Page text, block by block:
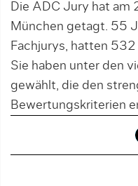
Die ADC Jury hat
München getagt. 55
Fachjurys, hatten
Sie haben unter den
gewählt, die den
Bewertungskriterien